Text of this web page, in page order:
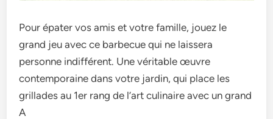
Pour épater vos amis et votre famille, jouez le
grand jeu avec ce barbecue qui ne laissera
personne indifférent. Une véritable œuvre
contemporaine dans votre jardin, qui place les
grillades au 1er rang de l’art culinaire avec un grand
A